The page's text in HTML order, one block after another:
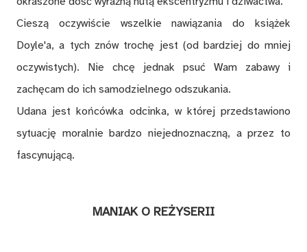
Cieszą oczywiście wszelkie nawiązania do książek
Doyle'a, a tych znów trochę jest (od bardziej do mniej
oczywistych). Nie chcę jednak psuć Wam zabawy i
zachęcam do ich samodzielnego odszukania.
Udana jest końcówka odcinka, w której przedstawiono
sytuację moralnie bardzo niejednoznaczną, a przez to
fascynującą.
MANIAK O REŻYSERII